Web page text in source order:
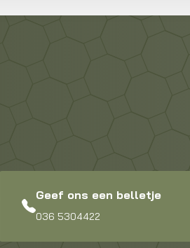
Geef ons een belletje
036 5304422